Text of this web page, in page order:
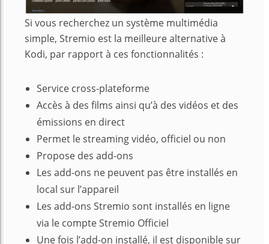
Si vous recherchez un système multimédia
simple, Stremio est la meilleure alternative à
Kodi, par rapport à ces fonctionnalités :
Service cross-plateforme
Accès à des films ainsi qu’à des vidéos et des
émissions en direct
Permet le streaming vidéo, officiel ou non
Propose des add-ons
Les add-ons ne peuvent pas être installés en
local sur l’appareil
Les add-ons Stremio sont installés en ligne
via le compte Stremio Officiel
Une fois l’add-on installé, il est disponible sur